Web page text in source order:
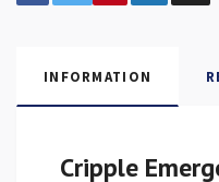
INFORMATION
Cripple